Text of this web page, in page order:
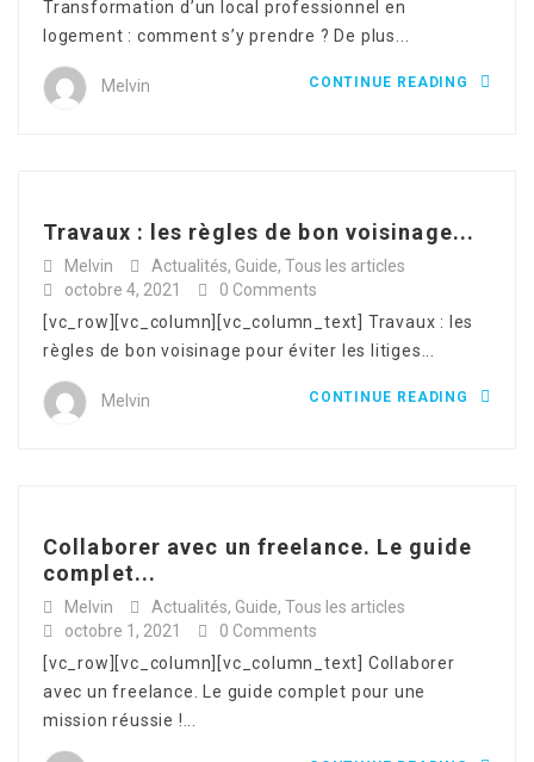
Transformation d’un local professionnel en
logement : comment s’y prendre ? De plus...
Melvin CONTINUE READING
Travaux : les règles de bon voisinage...
Melvin Actualités, Guide, Tous les articles
octobre 4, 2021
0 Comments
[vc_row][vc_column][vc_column_text] Travaux : les
règles de bon voisinage pour éviter les litiges...
Melvin CONTINUE READING
Collaborer avec un freelance. Le guide
complet...
Melvin Actualités, Guide, Tous les articles
octobre 1, 2021
0 Comments
[vc_row][vc_column][vc_column_text] Collaborer
avec un freelance. Le guide complet pour une
mission réussie !...